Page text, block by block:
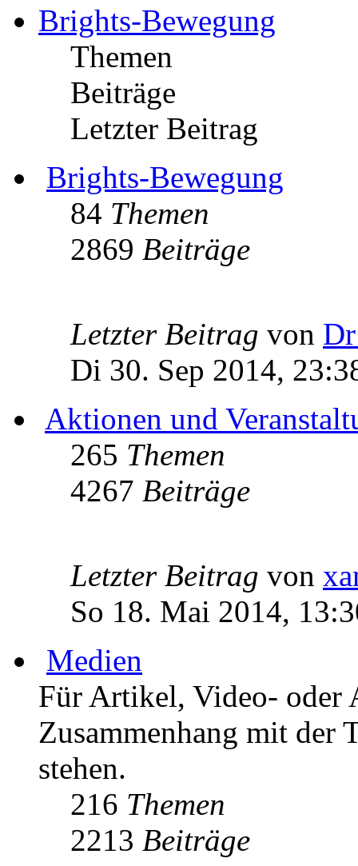
Brights-Bewegung
Themen
Beiträge
Letzter Beitrag
Brights-Bewegung
84 Themen
2869 Beiträge
Letzter Beitrag von
Di 30. Sep 2014,
Aktionen und
265 Themen
4267 Beiträge
Letzter Beitrag von
So 18. Mai 2014,
Medien
Für Artikel, Video- oder
Zusammenhang mit der
stehen.
216 Themen
2213 Beiträge